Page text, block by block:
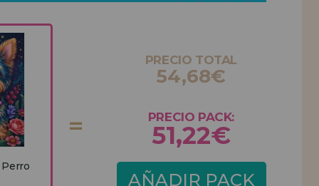
PRECIO TOTAL
54,68€
PRECIO PACK:
51,22€
AÑADIR PACK